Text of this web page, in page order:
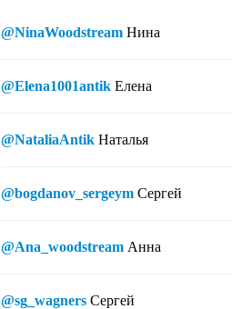
@NinaWoodstream Нина
@Elena1001antik Елена
@NataliaAntik Наталья
@bogdanov_sergeym Сергей
@Ana_woodstream Анна
@sg_wagners Сергей